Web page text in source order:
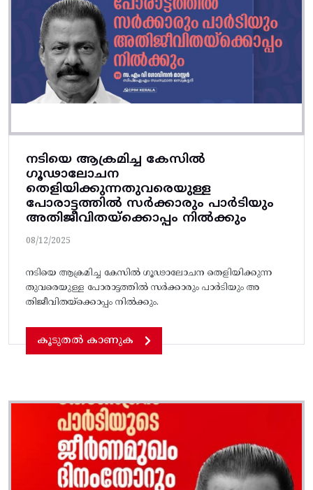
നടിയെ ആക്രമിച്ച കേസിൽ
ഗൂഢാലോചന
തെളിയിക്കുന്നതുവരെയുള്ള
പോരാട്ടത്തിൽ സർക്കാരും പാർടിയും
അതിജീവിതയ്‌ക്കൊപ്പം നിൽക്കും
08/12/2025
നടിയെ ആക്രമിച്ച കേസിൽ ഗൂഢാലോചന തെളിയിക്കുന്ന
തുവരെയുള്ള പോരാട്ടത്തിൽ സർക്കാരും പാർടിയും അ
തിജീവിതയ്‌ക്കൊപ്പം നിൽക്കും.
കൂടുതൽ കാണുക